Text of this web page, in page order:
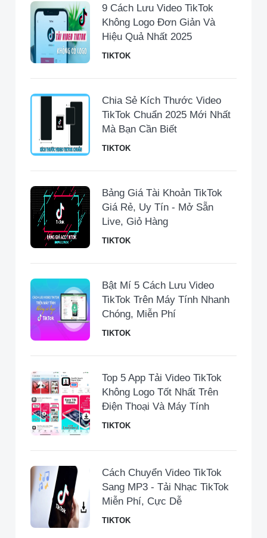
9 Cách Lưu Video TikTok
Không Logo Đơn Giản Và
Hiệu Quả Nhất 2025
TIKTOK
Chia Sẻ Kích Thước Video
TikTok Chuẩn 2025 Mới Nhất
Mà Bạn Cần Biết
TIKTOK
Bảng Giá Tài Khoản TikTok
Giá Rẻ, Uy Tín - Mở Sẵn
Live, Giỏ Hàng
TIKTOK
Bật Mí 5 Cách Lưu Video
TikTok Trên Máy Tính Nhanh
Chóng, Miễn Phí
TIKTOK
Top 5 App Tải Video TikTok
Không Logo Tốt Nhất Trên
Điện Thoại Và Máy Tính
TIKTOK
Cách Chuyển Video TikTok
Sang MP3 - Tải Nhạc TikTok
Miễn Phí, Cực Dễ
TIKTOK